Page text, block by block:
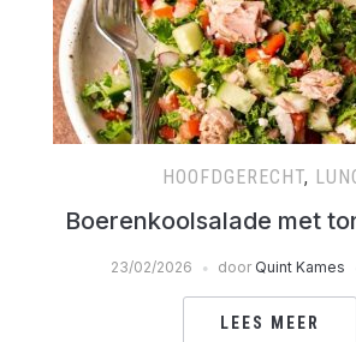
HOOFDGERECHT,
Boerenkoolsalade met
23/02/2026 door Quint Kames
LEES MEER